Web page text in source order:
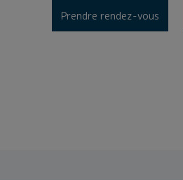
Prendre rendez-vous